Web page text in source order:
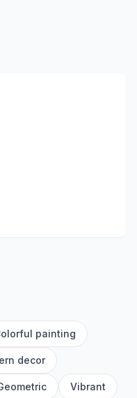
painting
decor
Vibrant